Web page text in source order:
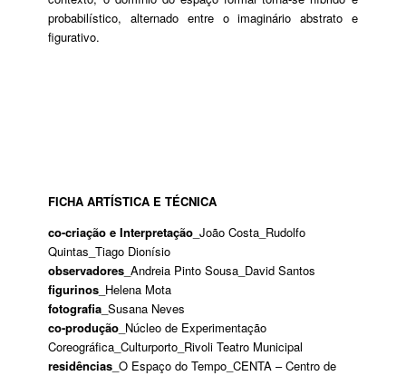
probabilístico, alternado entre o imaginário abstrato e
figurativo.
FICHA ARTÍSTICA E TÉCNICA
co-criação e Interpretação _João Costa_Rudolfo
Quintas_Tiago Dionísio
observadores _Andreia Pinto Sousa_David Santos
figurinos _Helena Mota
fotografia _Susana Neves
co-produção _Núcleo de Experimentação
Coreográfica_Culturporto_Rivoli Teatro Municipal
residências _O Espaço do Tempo_CENTA – Centro de